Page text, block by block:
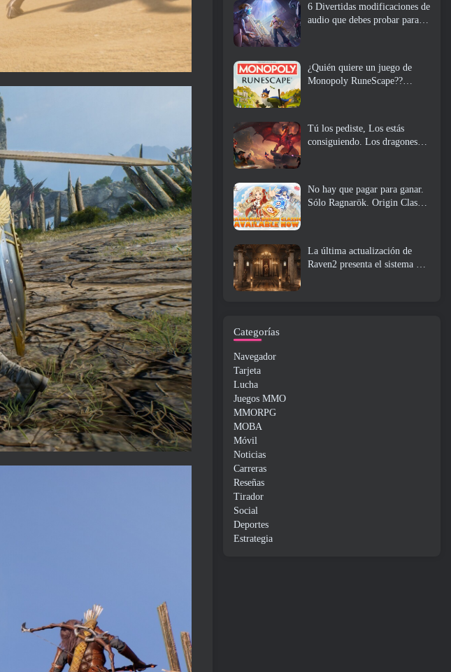
6 Divertidas modificaciones de
audio que debes probar para
¿Quién quiere un juego de
Monopoly RuneScape??
Tú los pediste, Los estás
consiguiendo. Los dragones
No hay que pagar para ganar.
Sólo Ragnarök. Origin Classic
La última actualización de
Raven2 presenta el sistema de
Categorías
Navegador
Tarjeta
Lucha
Juegos MMO
MMORPG
MOBA
Móvil
Noticias
Carreras
Reseñas
Tirador
Social
Deportes
Estrategia